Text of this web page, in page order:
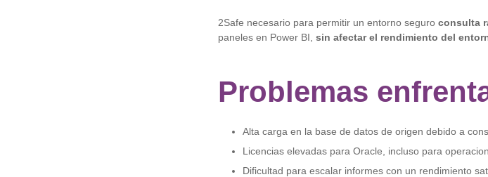
2Safe necesario para permitir un entorno seguro consulta
paneles en Power BI, sin afectar el rendimiento del
Problemas
Alta carga en la base de datos de origen debido a
Licencias elevadas para Oracle, incluso para
Dificultad para escalar informes con un rendimiento